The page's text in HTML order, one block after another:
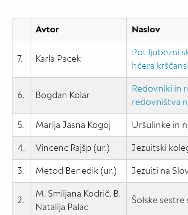
Avtor Naslov
7. Karla Pacek
Pot ljubezni
hčera
6. Bogdan Kolar
Redovniki in
redovništva
5. Marija Jasna Kogoj Uršulinke in
4.
Vincenc Rajšp (ur.) Jezuitski
3.
Metod Benedik (ur.) Jezuiti na
2.
M. Smiljana Kodrič, B.
Natalija Palac
Šolske sestre